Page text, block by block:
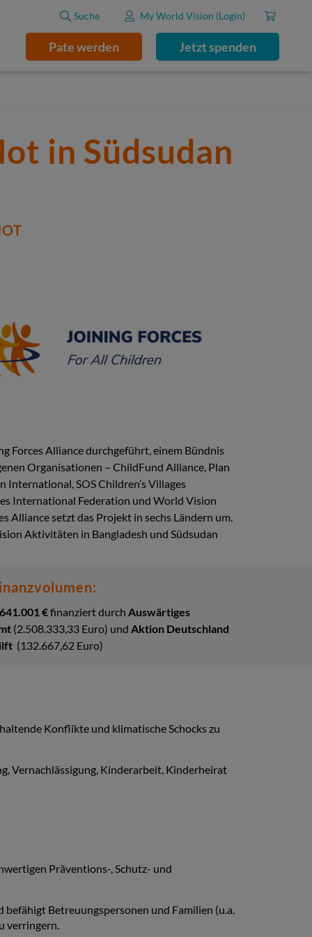
Pate werden Jetzt spenden
Suche My World Vision (Login)
in Südsudan
Forces Alliance durchgeführt, einem Bündnis
Organisationen – ChildFund Alliance, Plan
International, SOS Children’s Villages
International Federation und World Vision
Alliance setzt das Projekt in sechs Ländern um.
Aktivitäten in Bangladesh und Südsudan
€finanziert durch Auswärtiges
(2.508.333,33 Euro) und Aktion Deutschland
(132.667,62 Euro)
Konflikte und klimatische Schocks zu
Vernachlässigung, Kinderarbeit, Kinderheirat
Präventions-, Schutz- und
Betreuungspersonen und Familien (u.a.
verringern.